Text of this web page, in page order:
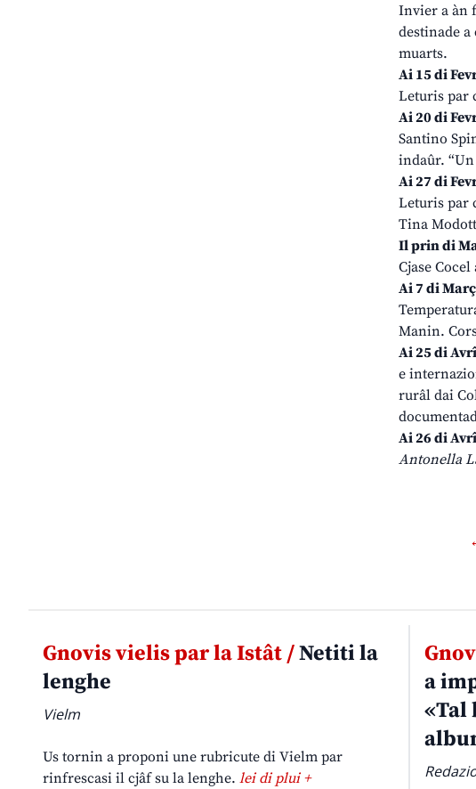
Invier a àn
destinade
muarts.
Ai 15 di
Leturis par
Ai 20 di
Santino
indaûr.
Ai 27 di
Leturis par
Tina
Il prin di
Cjase
Ai 7 di Març
Manin.
Ai 25 di
e
rurâl dai
Ai 26 di
Antonella
Gnovis vielis par la Istât /Netiti la
lenghe
Vielm
Us tornin a proponi une rubricute di Vielm par
rinfrescasi il cjâf su la lenghe. lei di plui +
a
«Tal